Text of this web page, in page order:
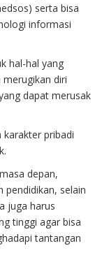
serta bisa
informasi
hal-hal yang
diri
dapat merusak
pribadi
depan,
pendidikan, selain
juga harus
tinggi agar bisa
tantangan